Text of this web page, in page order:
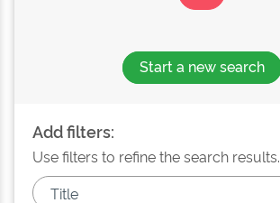
Start a new search
Add filters:
Use filters to refine the search results.